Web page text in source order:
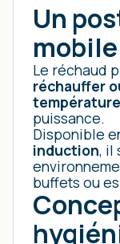
Un
Le réchaud
réchauffer
température
puissance.
Disponible
induction, il
buffets ou